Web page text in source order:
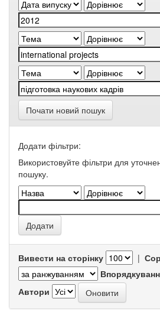
Почати новий пошук
Додати фільтри:
Використовуйте фільтри для
пошуку.
Вивести на сторінку |
Автори